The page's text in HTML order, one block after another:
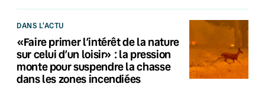
DANS L'ACTU
«Faire primer l’intérêt de la nature
sur celui d’un loisir» : la pression
monte pour suspendre la chasse
dans les zones incendiées